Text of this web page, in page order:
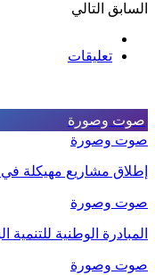
السابق التالي
تعليقات
صوت وصورة
صوت وصورة
إطلاق مشاريع مهيكلة في
صوت وصورة
المبادرة الوطنية
صوت وصورة